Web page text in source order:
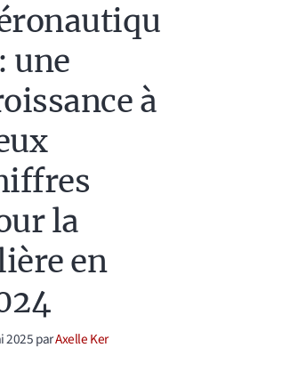
une
à
la
en
2025parAxelle Ker